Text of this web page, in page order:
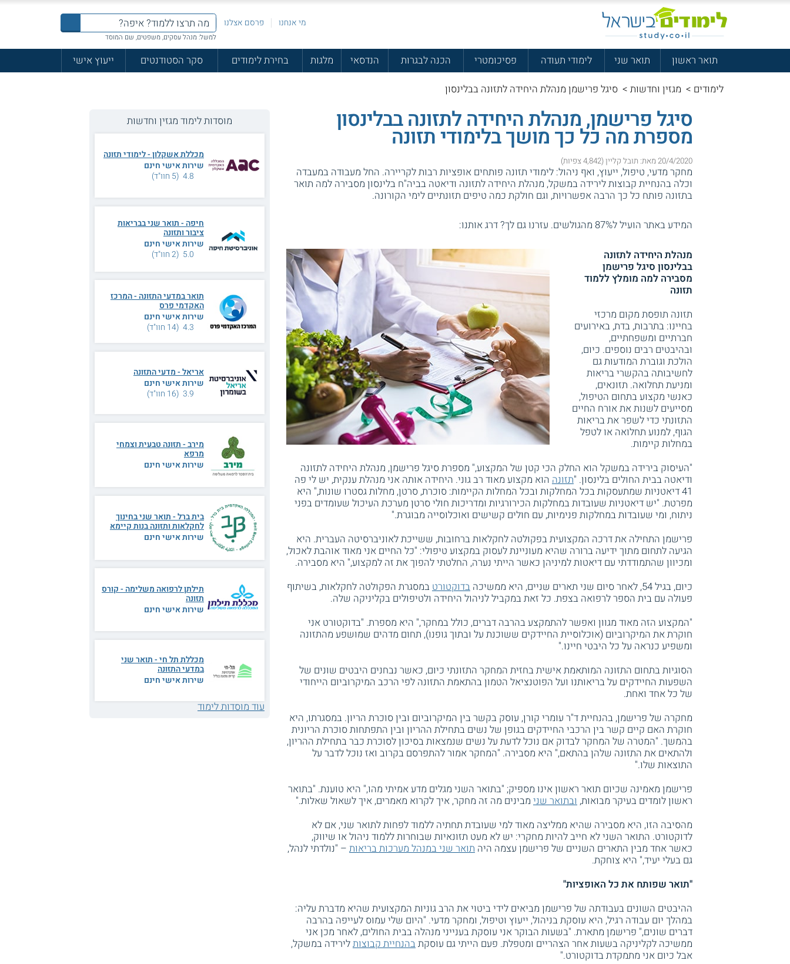
מי אנחנו פרסם אצלנו
למשל: מנהל עסקים, משפטים, שם המוסד
תואר ראשון תואר שני לימודי תעודה פסיכומטרי הכנה לבגרות הנדסאי מלגות בחירת לימודים סקר הסטודנטים
ייעוץ אישי
לימודים > מגזין וחדשות > סיגל פרישמן מנהלת היחידה לתזונה בבלינסון
סיגל פרישמן, מנהלת היחידה לתזונה בבלינסון
מספרת מה כל כך מושך בלימודי תזונה
20/4/2020 מאת: תובל קליין (4,842 צפיות)
מחקר מדעי, טיפול, ייעוץ, ואף ניהול: לימודי תזונה פותחים אופציות רבות לקריירה. החל מעבודה במעבדה
וכלה בהנחיית קבוצות לירידה במשקל, מנהלת היחידה לתזונה ודיאטה בביה"ח בלינסון מסבירה למה תואר
בתזונה פותח כל כך הרבה אפשרויות, וגם חולקת כמה טיפים תזונתיים לימי הקורונה.
המידע באתר הועיל ל87% מהגולשים.
עזרנו גם לך? דרג אותנו:
מנהלת היחידה לתזונה
בבלינסון סיגל פרישמן
מסבירה למה מומלץ ללמוד
תזונה
תזונה תופסת מקום מרכזי
בחיינו: בתרבות, בדת, באירועים
חברתיים ומשפחתיים,
ובהיבטים רבים נוספים. כיום,
הולכת וגוברת המודעות גם
לחשיבותה בהקשרי בריאות
ומניעת תחלואה. תזונאים,
כאנשי מקצוע בתחום הטיפול,
מסייעים לשנות את אורח החיים
התזונתי כדי לשפר את בריאות
הגוף, למנוע תחלואה או לטפל
במחלות קיימות.
"העיסוק בירידה במשקל הוא החלק הכי קטן של המקצוע," מספרת סיגל פרישמן, מנהלת היחידה לתזונה
ודיאטה בבית החולים בלינסון. "תזונה הוא מקצוע מאוד רב גוני. היחידה אותה אני מנהלת ענקית, יש לי פה
41 דיאטניות שמתעסקות בכל המחלקות ובכל המחלות הקיימות: סוכרת, סרטן, מחלות גסטרו שונות," היא
מפרטת. "יש דיאטניות שעובדות במחלקות הכירורגיות ומדריכות חולי סרטן מערכת העיכול שעומדים בפני
ניתוח, ומי שעובדות במחלקות פנימיות, עם חולים קשישים ואוכלוסייה מבוגרת."
פרישמן התחילה את דרכה המקצועית בפקולטה לחקלאות ברחובות, ששייכת לאוניברסיטה העברית. היא
הגיעה לתחום מתוך ידיעה ברורה שהיא מעוניינת לעסוק במקצוע טיפולי: "כל החיים אני מאוד אוהבת לאכול,
ומכיוון שהתמודדתי עם דיאטות למיניהן כאשר הייתי נערה, החלטתי להפוך את זה למקצוע," היא מסבירה.
כיום, בגיל 54, לאחר סיום שני תארים שניים, היא ממשיכה
בדוקטורטבמסגרת הפקולטה לחקלאות, בשיתוף
פעולה עם בית הספר לרפואה בצפת. כל זאת במקביל לניהול היחידה ולטיפולים בקליניקה שלה.
"המקצוע הזה מאוד מגוון ואפשר להתמקצע בהרבה דברים, כולל במחקר," היא מספרת. "בדוקטורט אני
חוקרת את המיקרוביום (אוכלוסיית החיידקים ששוכנת על ובתוך גופנו), תחום מדהים שמושפע מהתזונה
ומשפיע כנראה על כל היבטי חיינו."
הסוגיות בתחום התזונה המותאמת אישית בחזית המחקר התזונתי כיום, כאשר נבחנים היבטים שונים של
השפעות החיידקים על בריאותנו ועל הפוטנציאל הטמון בהתאמת התזונה לפי הרכב המיקרוביום הייחודי
של כל אחד ואחת.
מחקרה של פרישמן, בהנחיית ד"ר עומרי קורן, עוסק בקשר בין המיקרוביום ובין סוכרת הריון. במסגרתו, היא
חוקרת האם קיים קשר בין הרכבי החיידקים בגופן של נשים בתחילת ההריון ובין התפתחות סוכרת הריונית
בהמשך. "המטרה של המחקר לבדוק אם נוכל לדעת על נשים שנמצאות בסיכון לסוכרת כבר בתחילת ההריון,
ולהתאים את התזונה שלהן בהתאם," היא מסבירה. "המחקר אמור להתפרסם בקרוב ואז נוכל לדבר על
התוצאות שלו."
פרישמן מאמינה שכיום תואר ראשון אינו מספיק; "בתואר השני מגלים מדע אמיתי מהו," היא טוענת. "בתואר
ראשון לומדים בעיקר מבואות,ובתואר שני מבינים מה זה מחקר, איך לקרוא מאמרים, איך לשאול שאלות."
מהסיבה הזו, היא מסבירה שהיא ממליצה מאוד למי שעובדת תחתיה ללמוד לפחות לתואר שני, אם לא
לדוקטורט. התואר השני לא חייב להיות מחקרי: יש לא מעט תזונאיות שבוחרות ללמוד ניהול או שיווק,
כאשר אחד מבין התארים השניים של פרישמן עצמה היה תואר שני במנהל מערכות בריאות – "נולדתי לנהל,
גם בעלי יעיד," היא צוחקת.
"תואר שפותח את כל האופציות"
ההיבטים השונים בעבודתה של פרישמן מביאים לידי ביטוי את הרב גוניות המקצועית שהיא מדברת עליה:
במהלך יום עבודה רגיל, היא עוסקת בניהול, ייעוץ וטיפול, ומחקר מדעי. "היום שלי עמוס לעייפה בהרבה
דברים שונים," פרישמן מתארת. "בשעות הבוקר אני עוסקת בענייני מנהלה בבית החולים, לאחר מכן אני
ממשיכה לקליניקה בשעות אחר הצהריים ומטפלת. פעם הייתי גם עוסקתבהנחיית קבוצותלירידה במשקל,
אבל כיום אני מתמקדת בדוקטורט."
מוסדות לימוד מגזין וחדשות
מכללת אשקלון - לימודי תזונה
שירות אישי חינם
4.8 (5 חוו"ד)
חיפה - תואר שני בבריאות
ציבור ותזונה
שירות אישי חינם
5.0 (2 חוו"ד)
תואר במדעי התזונה - המרכז
האקדמי פרס
שירות אישי חינם
4.3 (14 חוו"ד)
אריאל - מדעי התזונה
שירות אישי חינם
3.9 (16 חוו"ד)
מירב - תזונה טבעית וצמחי
מרפא
שירות אישי חינם
בית ברל - תואר שני בחינוך
לחקלאות ותזונה בנות קיימא
שירות אישי חינם
תילתן לרפואה משלימה - קורס
תזונה
שירות אישי חינם
מכללת תל חי - תואר שני
במדעי התזונה
שירות אישי חינם
עוד מוסדות לימוד